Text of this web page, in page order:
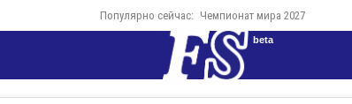
Популярно сейчас: Чемпионат мира 2027
beta